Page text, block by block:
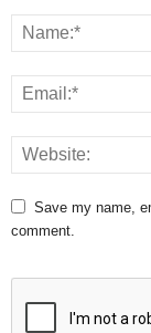
Save my name,
comment.